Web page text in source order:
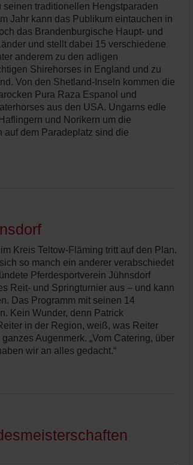
traditionellen Hengstparaden
Jahr kann das Publikum eintauchen in
das Brandenburgische Haupt- und
und stellt dabei 15 verschiedene
anderem zu den adligen
Shirehorses in England und zu
Von den Shetland-Inseln kommen die
Pura Raza Espanol und
aus den USA. Ungarns edle
und Norikern um die
dem Paradeplatz sind die
Kreis Teltow-Fläming tritt auf den Plan.
so manch ein anderer verabschiedet
Pferdesportverein Jühnsdorf
Reit- und Springturnier aus – und kann
Das Programm mit seinen 14
Kein Wunder, denn Patrick
in der Region, weiß, was Reiter
Augenmerk. „Vom Catering, über
wir an alles gedacht.“